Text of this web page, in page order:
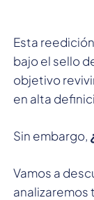
Esta
bajo el sello
objetivo
en alta
Sin embargo,
Vamos a